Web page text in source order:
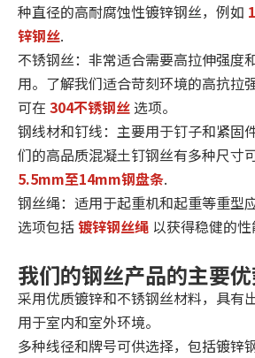
种直径的高耐腐蚀性镀锌钢丝，例如
锌钢丝.
不锈钢丝：非常适合需要高拉伸强度
用。了解我们适合苛刻环境的高抗拉
可在 304不锈钢丝 选项。
钢线材和钉线：主要用于钉子和紧固
们的高品质混凝土钉钢丝有多种尺寸
5.5mm至14mm钢盘条.
钢丝绳：适用于起重机和起重等重型
选项包括镀锌钢丝绳 以获得稳健的性
我们的钢丝产品的主要
采用优质镀锌和不锈钢丝材料，具有
用于室内和室外环境。
多种线径和牌号可供选择，包括镀锌